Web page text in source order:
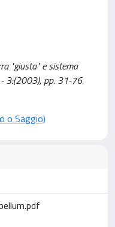
"giusta" e sistema
3:(2003), pp. 31-76.
o Saggio)